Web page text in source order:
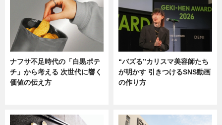
ナフサ不足時代の「白黒ポテ
チ」から考える 次世代に響く
価値の伝え方
“バズる”カリスマ美容師たち
が明かす 引きつけるSNS動画
の作り方